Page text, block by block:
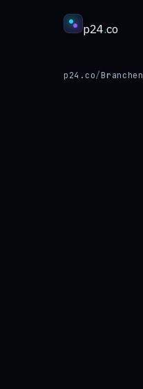
p24.co
p24.co/Branchen